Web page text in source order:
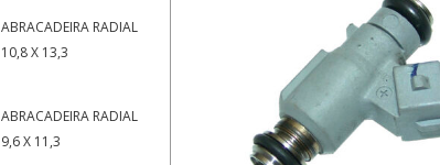
ABRACADEIRA RADIAL
10,8 X 13,3
ABRACADEIRA RADIAL
9,6 X 11,3